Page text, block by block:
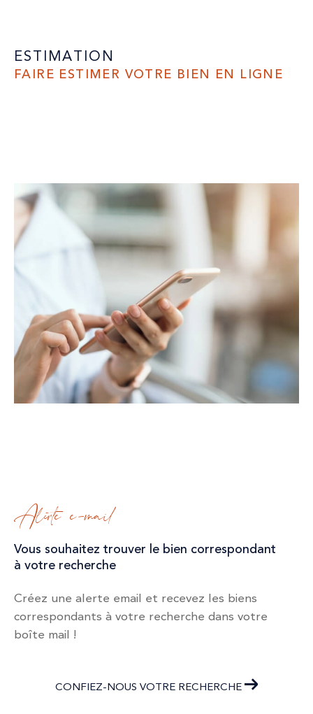
ESTIMATION
FAIRE ESTIMER VOTRE BIEN EN LIGNE
Alerte e-mail
Vous souhaitez trouver le bien correspondant
à votre recherche
Créez une alerte email et recevez les biens
correspondants à votre recherche dans votre
boîte mail !
CONFIEZ-NOUS VOTRE RECHERCHE